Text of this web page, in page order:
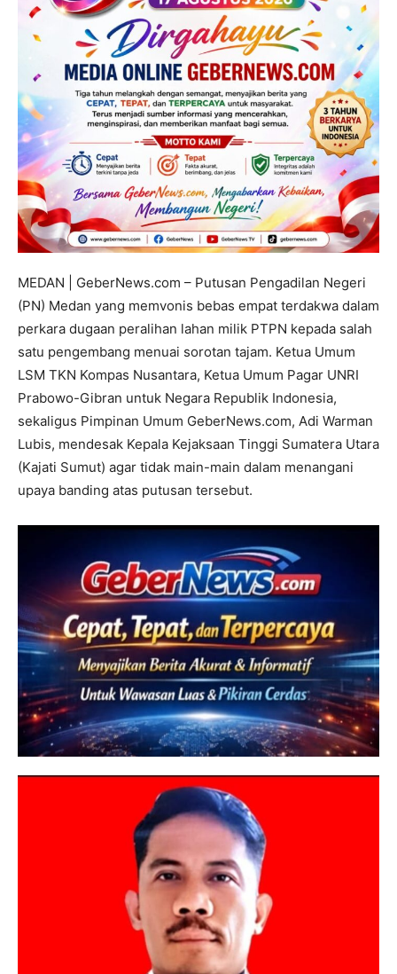
MEDAN | GeberNews.com – Putusan Pengadilan Negeri
(PN) Medan yang memvonis bebas empat terdakwa dalam
perkara dugaan peralihan lahan milik PTPN kepada salah
satu pengembang menuai sorotan tajam. Ketua Umum
LSM TKN Kompas Nusantara, Ketua Umum Pagar UNRI
Prabowo-Gibran untuk Negara Republik Indonesia,
sekaligus Pimpinan Umum GeberNews.com, Adi Warman
Lubis, mendesak Kepala Kejaksaan Tinggi Sumatera Utara
(Kajati Sumut) agar tidak main-main dalam menangani
upaya banding atas putusan tersebut.